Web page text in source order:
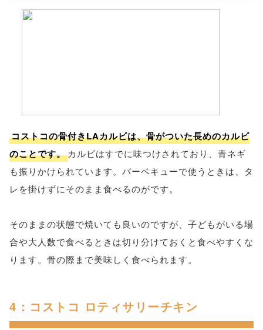
コストコの骨付きLAカルビは、骨がついた長めのカルビ
のことです。 カルビはすでに味つけされており、青ネギ
も振りかけられています。バーベキューで使うときは、タ
レを掛けずにそのまま食べるのがです。
そのままの状態で焼いても良いのですが、子どもがいる場
合や大人数で食べるときは切り分けておくと食べやすくな
ります。骨の際まで美味しく食べられます。
4：コストコ ロティサリーチキン